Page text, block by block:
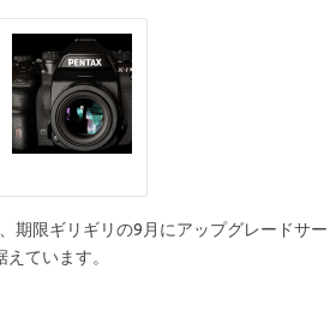
期限ギリギリの9月にアップグレードサー
ています。